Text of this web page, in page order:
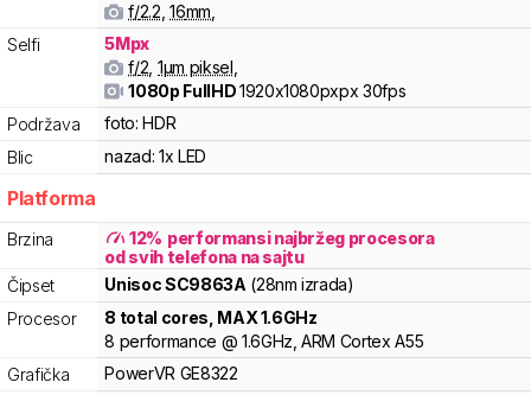
f/2.2 16mm
Selfi
5Mpx
f/2 1µm piksel
1080p FullHD1920x1080pxpx30fps
Podržava
foto: HDR
Blic
nazad: 1x LED
Platforma
Brzina 12% performansi najbržeg procesora
od svih telefona na sajtu
Čipset
UnisocSC9863A (28nm izrada)
Procesor
8 total cores , MAX1.6GHz
8 performance @ 1.6GHz,ARM Cortex A55
Grafička
PowerVR GE8322